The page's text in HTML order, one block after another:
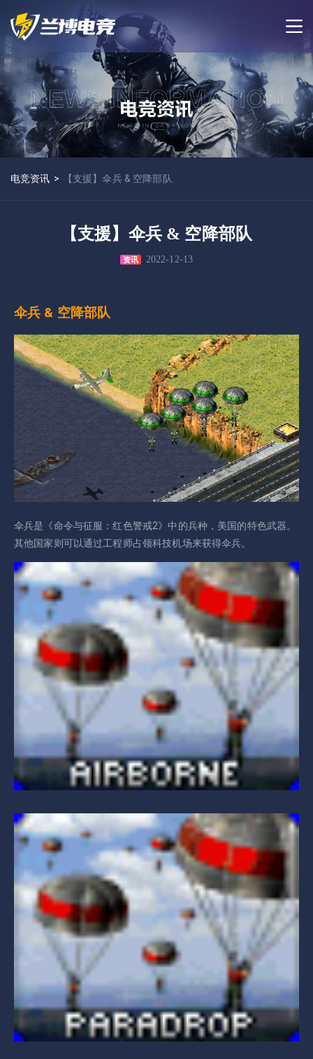
电竞资讯 > 【支援】伞兵 & 空降部队
【支援】伞兵 & 空降部队
资讯 2022-12-13
伞兵 & 空降部队
伞兵是《命令与征服：红色警戒2》中的兵种，美国的特色武器。
其他国家则可以通过工程师占领科技机场来获得伞兵。